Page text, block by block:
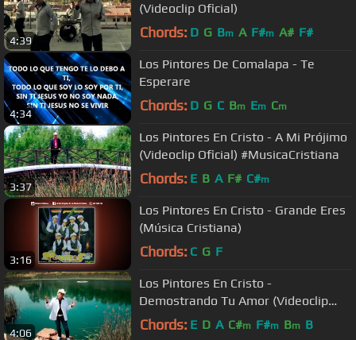
4:39
(Videoclip Oficial)
Chords: D G Bm A F#m A# F#
4:34
Los Pintores De Comalapa - Te
Esperare
Chords: D G C Bm Em Cm
3:37
Los Pintores En Cristo - A Mi Prójimo
(Videoclip Oficial) #MusicaCristiana
Chords: E B A F# C#m
3:16
Los Pintores En Cristo - Grande Eres
(Música Cristiana)
Chords: C G F
4:06
Los Pintores En Cristo -
Demostrando Tu Amor (Videoclip
Oficial) #MusicaCristiana
Chords: E D A C#m F#m Bm B